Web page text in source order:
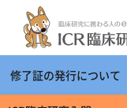
メインコンテンツへスキ
修了証の発行について